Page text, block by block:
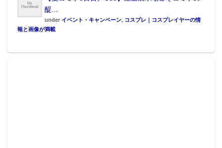
醍...
under イベント・キャンペーン, コスプレ｜コスプレイヤーの情
報と画像が満載